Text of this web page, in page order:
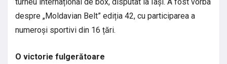
despre „Moldavian Belt” ediția 42, cu participarea a
numeroși sportivi din 16 țări.
O victorie fulgerătoare